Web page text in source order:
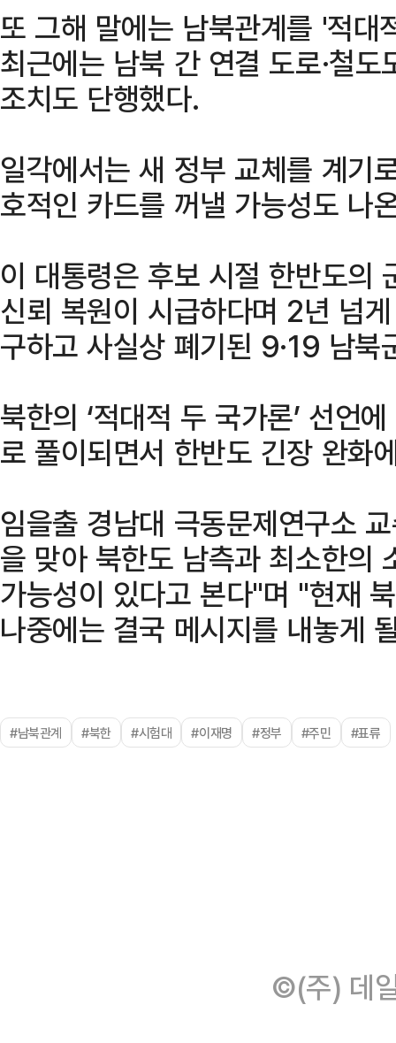
또 그해 말에는 남북관계를 '적
최근에는 남북 간 연결 도로·철
조치도 단행했다.
일각에서는 새 정부 교체를 계기
호적인 카드를 꺼낼 가능성도 나
이 대통령은 후보 시절 한반도의
신뢰 복원이 시급하다며 2년 넘
구하고 사실상 폐기된 9·19 남북
북한의 ‘적대적 두 국가론’ 선언
로 풀이되면서 한반도 긴장 완화
임을출 경남대 극동문제연구소
을 맞아 북한도 남측과 최소한의
가능성이 있다고 본다"며 "현재
나중에는 결국 메시지를 내놓게
#남북관계 #북한 #시험대 #이재명 #정부 #주민 #표류
©(주) 데